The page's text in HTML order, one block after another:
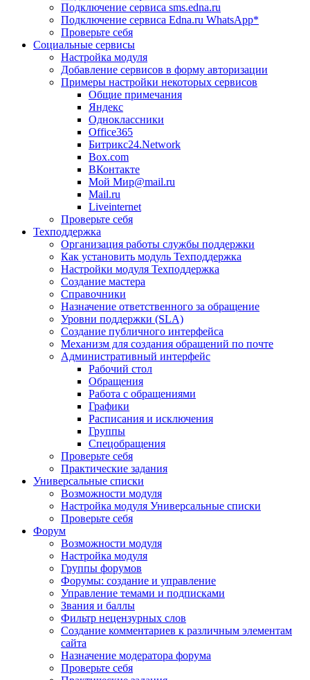
Подключение сервиса sms.edna.ru
Подключение сервиса Edna.ru WhatsApp*
Проверьте себя
Социальные сервисы
Настройка модуля
Добавление сервисов в форму авторизации
Примеры настройки некоторых сервисов
Общие примечания
Яндекс
Одноклассники
Office365
Битрикс24.Network
Box.com
ВКонтакте
Мой Мир@mail.ru
Mail.ru
Liveinternet
Проверьте себя
Техподдержка
Организация работы службы поддержки
Как установить модуль Техподдержка
Настройки модуля Техподдержка
Создание мастера
Справочники
Назначение ответственного за обращение
Уровни поддержки (SLA)
Создание публичного интерфейса
Механизм для создания обращений по почте
Административный интерфейс
Рабочий стол
Обращения
Работа с обращениями
Графики
Расписания и исключения
Группы
Спецобращения
Проверьте себя
Практические задания
Универсальные списки
Возможности модуля
Настройка модуля Универсальные списки
Проверьте себя
Форум
Возможности модуля
Настройка модуля
Группы форумов
Форумы: создание и управление
Управление темами и подписками
Звания и баллы
Фильтр нецензурных слов
Создание комментариев к различным элементам
сайта
Назначение модератора форума
Проверьте себя